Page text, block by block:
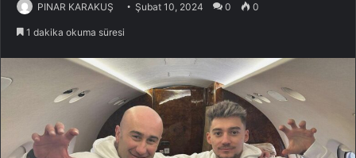
PINAR KARAKUŞ Şubat 10, 2024 0 0
1 dakika okuma süresi